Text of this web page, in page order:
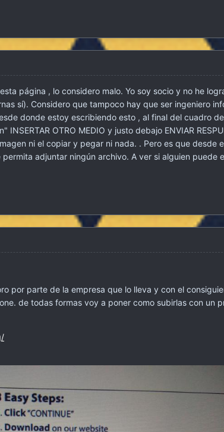
página , lo considero malo. Yo soy socio y no he
sí). Considero que tampoco hay que ser ingeniero
donde estoy escribiendo esto , al final del cuadro
OTRO MEDIO y justo debajo ENVIAR
ni el copiar y pegar ni nada. . Pero es que desde
adjuntar ningún archivo. A ver si alguien puede
por parte de la empresa que lo lleva y con el
de todas formas voy a poner como subirlas con un